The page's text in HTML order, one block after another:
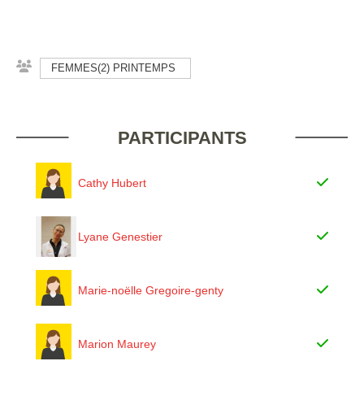
FEMMES(2) PRINTEMPS
PARTICIPANTS
Cathy Hubert
Lyane Genestier
Marie-noëlle Gregoire-genty
Marion Maurey